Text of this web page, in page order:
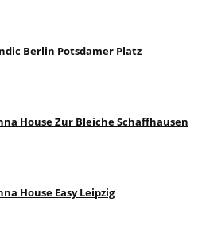
Berlin Potsdamer Platz
House Zur Bleiche Schaffhausen
House Easy Leipzig